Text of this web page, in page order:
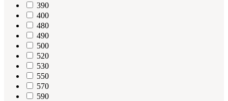
390
400
480
490
500
520
530
550
570
590